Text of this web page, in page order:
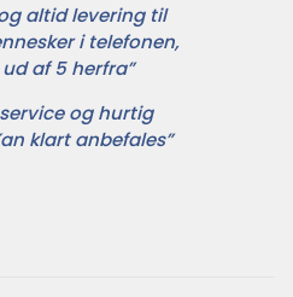
altid levering til
i telefonen,
af 5 herfra”
og hurtig
klart anbefales”